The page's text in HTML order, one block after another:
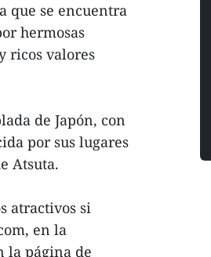
que se encuentra
hermosas
ricos valores
de Japón, con
por sus lugares
Atsuta.
atractivos si
en la
la página de